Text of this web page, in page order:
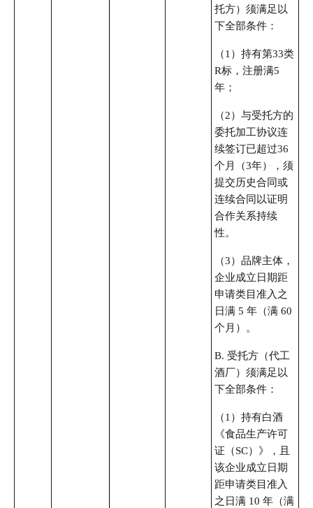
托方）须满足以
下全部条件：
（1）持有第33类
R标，注册满5
年；
（2）与受托方的
委托加工协议连
续签订已超过36
个月（3年），须
提交历史合同或
连续合同以证明
合作关系持续
性。
（3）品牌主体，
企业成立日期距
申请类目准入之
日满 5 年（满 60
个月）。
B. 受托方（代工
酒厂）须满足以
下全部条件：
（1）持有白酒
《食品生产许可
证（SC）》，且
该企业成立日期
距申请类目准入
之日满 10 年（满